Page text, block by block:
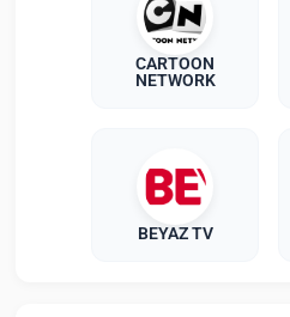
CARTOON
NETWORK
BEYAZ TV